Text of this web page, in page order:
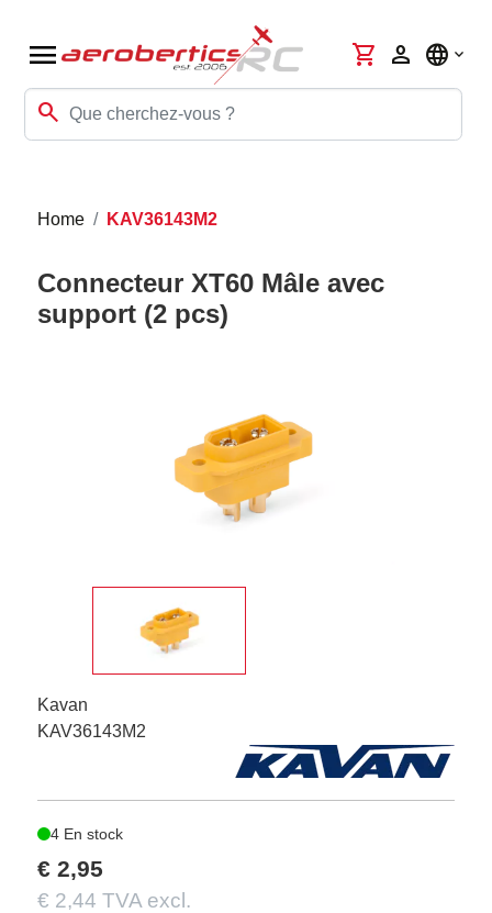
menu
search
shopping_cart person language
Home KAV36143M2
Connecteur XT60 Mâle avec
support (2 pcs)
Kavan
KAV36143M2
4 En stock
€ 2,95
€ 2,44 TVA excl.